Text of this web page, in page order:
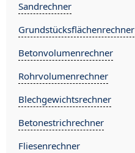
Sandrechner
Grundstücksflächenrechner
Betonvolumenrechner
Rohrvolumenrechner
Blechgewichtsrechner
Betonestrichrechner
Fliesenrechner